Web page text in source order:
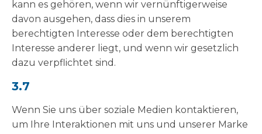
kann es gehören, wenn wir vernünftigerweise
davon ausgehen, dass dies in unserem
berechtigten Interesse oder dem berechtigten
Interesse anderer liegt, und wenn wir gesetzlich
dazu verpflichtet sind.
3.7
Wenn Sie uns über soziale Medien kontaktieren,
um Ihre Interaktionen mit uns und unserer Marke